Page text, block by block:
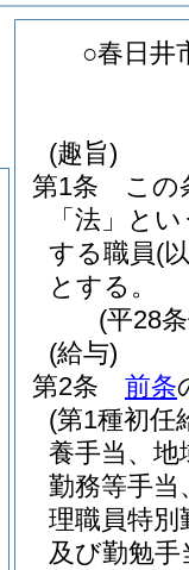
○春日井
(趣旨)
第1条
この
「法」と
する職員(
とする。
(平28
(給与)
第2条
前条
(第1種初任
養手当、地
勤務等手当
理職員特別
及び勤勉